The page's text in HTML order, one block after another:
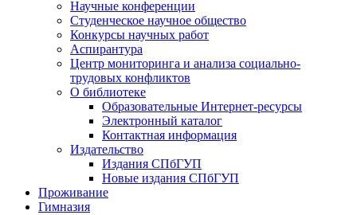
Научные конференции
Студенческое научное общество
Конкурсы научных работ
Аспирантура
Центр мониторинга и анализа социально-
трудовых конфликтов
О библиотеке
Образовательные Интернет-ресурсы
Электронный каталог
Контактная информация
Издательство
Издания СПбГУП
Новые издания СПбГУП
Проживание
Гимназия